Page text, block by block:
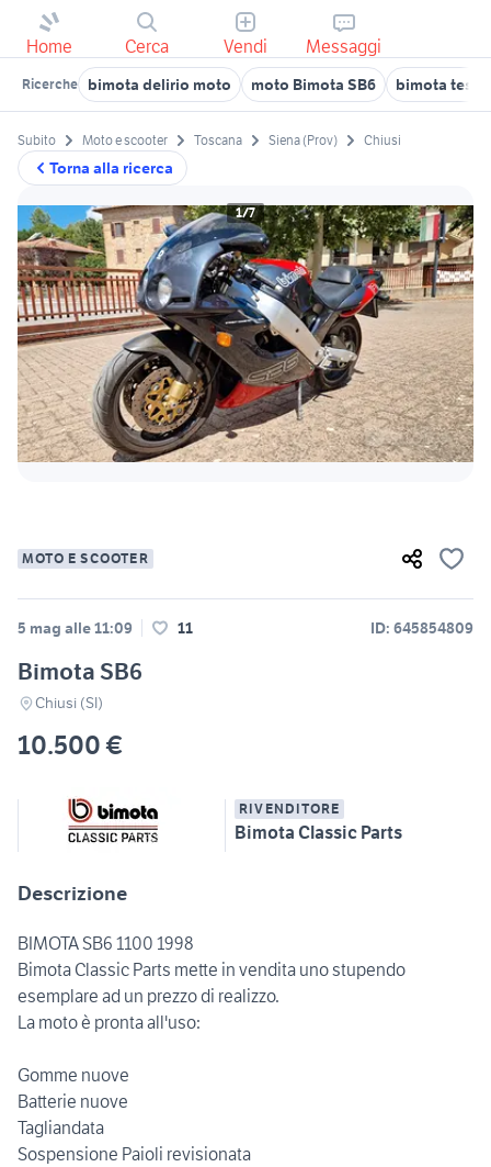
Home Cerca Vendi Messaggi
Ricerche bimota delirio moto moto Bimota SB6 bimota tesi
Torna alla ricerca
Subito Moto e scooter Toscana Siena (Prov) Chiusi
1/7
MOTO E SCOOTER
5 mag alle 11:09 11 ID: 645854809
Bimota SB6
Chiusi (SI)
10.500 €
RIVENDITORE
Bimota Classic Parts
Descrizione
BIMOTA SB6 1100 1998
Bimota Classic Parts mette in vendita uno stupendo
esemplare ad un prezzo di realizzo.
La moto è pronta all'uso:
Gomme nuove
Batterie nuove
Tagliandata
Sospensione Paioli revisionata